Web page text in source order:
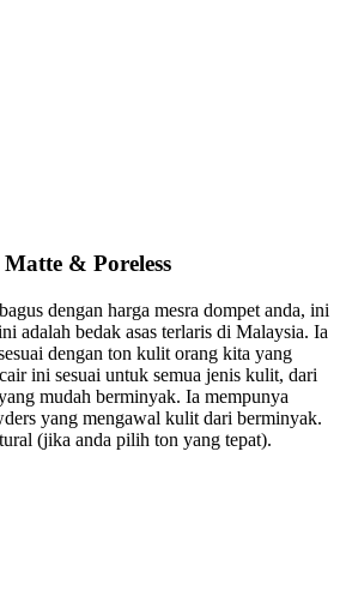
& Poreless
dengan harga mesra dompet anda, ini
adalah bedak asas terlaris di Malaysia. Ia
dengan ton kulit orang kita yang
ini sesuai untuk semua jenis kulit, dari
mudah berminyak. Ia mempunya
yang mengawal kulit dari berminyak.
(jika anda pilih ton yang tepat).